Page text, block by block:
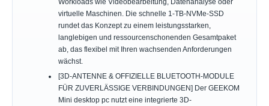
virtuelle Maschinen. Die schnelle 1-TB-NVMe-SSD
rundet das Konzept zu einem leistungsstarken,
langlebigen und ressourcenschonenden Gesamtpaket
ab, das flexibel mit Ihren wachsenden Anforderungen
wächst.
[3D-ANTENNE & OFFIZIELLE BLUETOOTH-MODULE
FÜR ZUVERLÄSSIGE VERBINDUNGEN] Der GEEKOM
Mini desktop pc nutzt eine integrierte 3D-